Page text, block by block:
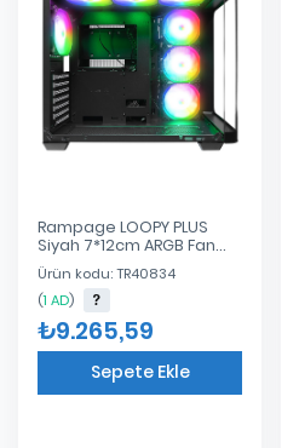
Rampage LOOPY PLUS
Siyah 7*12cm ARGB Fan
950W 80 Plus Standart
Temperli Cam Kumandalı
ATX Mid-T Gaming
Oyuncu Kasası
Ürün kodu: TR40834
(1 AD)
₺9.265,59
Sepete Ekle